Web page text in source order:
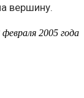
вершину.
2005 года